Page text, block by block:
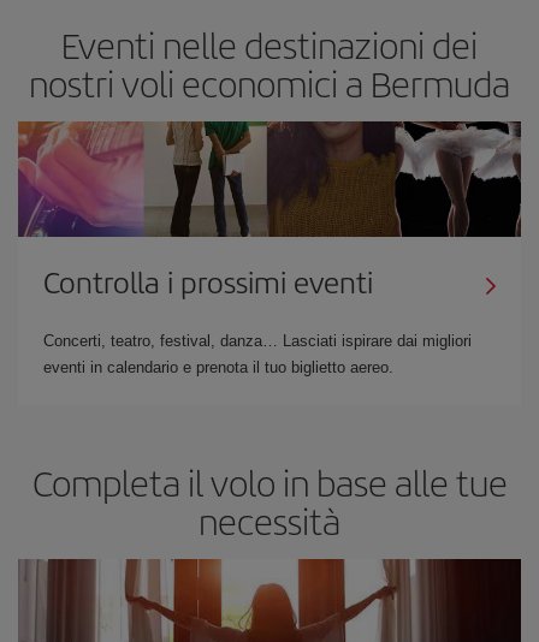
Eventi nelle destinazioni dei
nostri voli economici a Bermuda
Controlla i prossimi eventi
Concerti, teatro, festival, danza… Lasciati ispirare dai migliori
eventi in calendario e prenota il tuo biglietto aereo.
Completa il volo in base alle tue
necessità